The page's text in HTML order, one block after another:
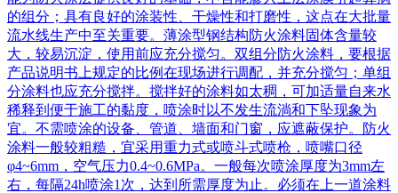
的组分；具有良好的涂装性、干燥性和打磨性，这点在大批量
流水线生产中至关重要。薄涂型钢结构防火涂料固体含量较
大，较易沉淀，使用前应充分搅匀。双组分防火涂料，要根据
产品说明书上规定的比例在现场进行调配，并充分搅匀；单组
分涂料也应充分搅拌。搅拌好的涂料如太稠，可加适量自来水
稀释到便于施工的黏度，喷涂时以不发生流淌和下坠现象为
宜。不需喷涂的设备、管道、墙面和门窗，应遮蔽保护。防火
涂料一般较粗糙，宜采用重力式或喷斗式喷枪，喷嘴口径
φ4~6mm，空气压力0.4~0.6MPa。一般每次喷涂厚度为3mm左
右，每隔24h喷涂1次，达到所需厚度为止。必须在上一道涂料